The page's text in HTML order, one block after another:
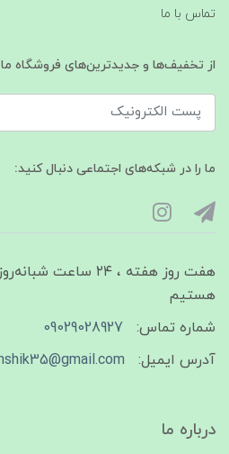
تماس با ما
از تخفیف‌ها و جدیدترین‌های فروشگاه
ما را در شبکه‌های اجتماعی دنبال کنید:
هفت روز هفته ، ۲۴
هستیم
شماره تماس:
09029028927
آدرس ایمیل:
درباره ما